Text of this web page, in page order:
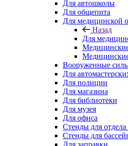
Для автошколы
Для общепита
Для медицинской
Назад
Для
Вооруженные
Для
Для полиции
Для магазина
Для библиотеки
Для музея
Для офиса
Стенды для отдела
Стенды для
Для заправки